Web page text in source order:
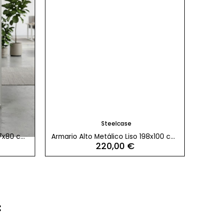
cm.
Steelcase
Armario Alto Metálico Liso 198x100 cm.
de Steelcase
220,00 €